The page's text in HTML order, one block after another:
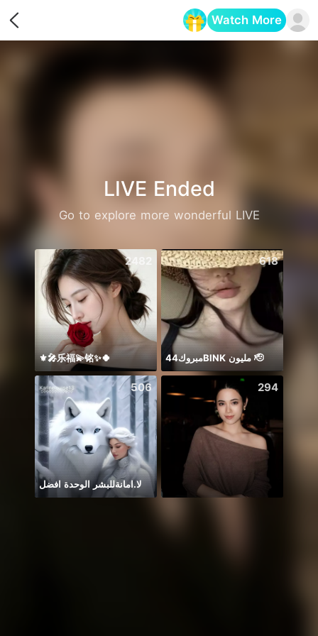
Watch More
LIVE Ended
Go to explore more wonderful LIVE
2482
⚜️🎤乐福💫铭✨🍀
618
مبروك44BlNK مليون 🫡
506
لا.امانةللبشر الوحدة افضل
294